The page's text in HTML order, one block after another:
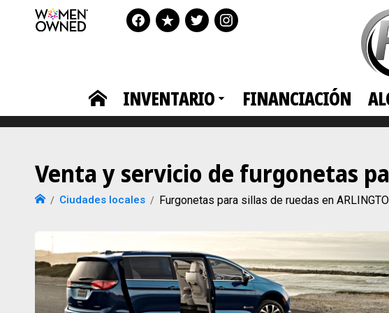
INVENTARIO FINANCIACIÓN
Venta y servicio de furgonetas
Ciudades locales Furgonetas para sillas de ruedas en